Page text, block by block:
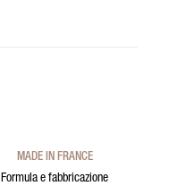
MADE IN FRANCE
Formula e fabbricazione